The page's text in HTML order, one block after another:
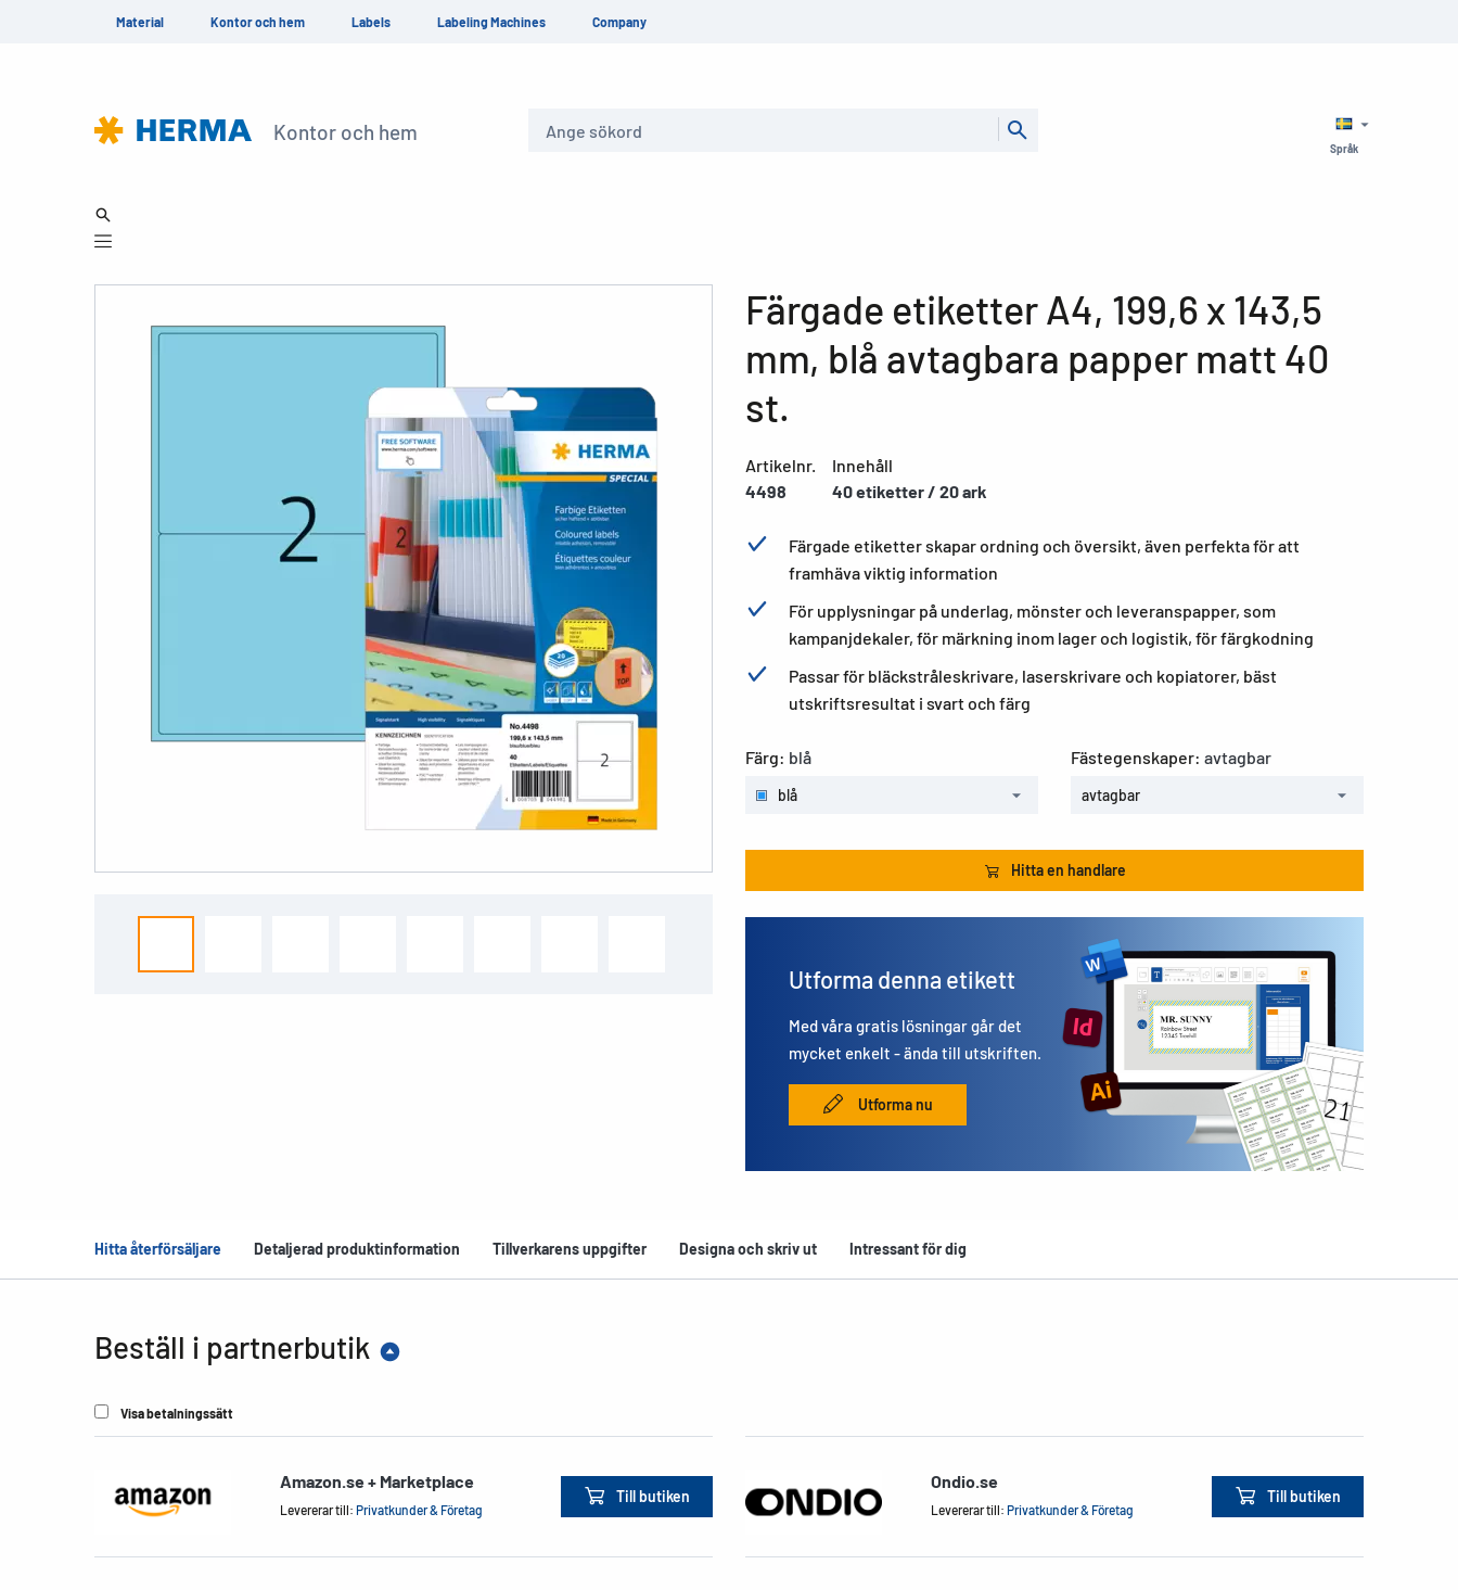
Material Kontor och hem Labels Labeling Machines Company
Kontor och hem
Språk
Färgade etiketter A4, 199,6 x 143,5
mm, blå avtagbara papper matt 40
st.
Artikelnr.
4498
Innehåll
40 etiketter / 20 ark
Färgade etiketter skapar ordning och översikt, även perfekta för att
framhäva viktig information
För upplysningar på underlag, mönster och leveranspapper, som
kampanjdekaler, för märkning inom lager och logistik, för färgkodning
Passar för bläckstråleskrivare, laserskrivare och kopiatorer, bäst
utskriftsresultat i svart och färg
Färg: blå
blå
Fästegenskaper: avtagbar
avtagbar
Hitta en handlare
Utforma denna etikett
Med våra gratis lösningar går det
mycket enkelt - ända till utskriften.
Utforma nu
Hitta återförsäljare Detaljerad produktinformation Tillverkarens uppgifter Designa och skriv ut Intressant för dig
Beställ i partnerbutik
Visa betalningssätt
Amazon.se + Marketplace
Levererar till: Privatkunder & Företag
Till butiken
Ondio.se
Levererar till: Privatkunder & Företag
Till butiken